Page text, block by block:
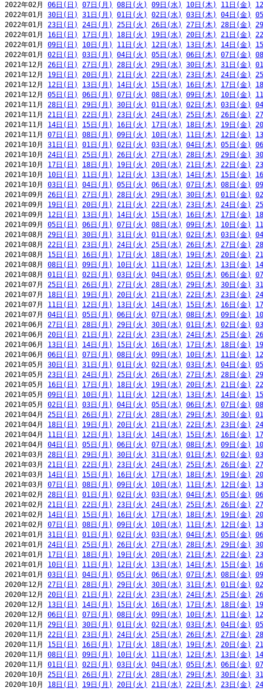
2022年02月 06日(日) 07日(月) 08日(火) 09日(水) 10日(木) 11日(金)
2022年01月 30日(日) 31日(月) 01日(火) 02日(水) 03日(木) 04日(金)
2022年01月 23日(日) 24日(月) 25日(火) 26日(水) 27日(木) 28日(金)
2022年01月 16日(日) 17日(月) 18日(火) 19日(水) 20日(木) 21日(金)
2022年01月 09日(日) 10日(月) 11日(火) 12日(水) 13日(木) 14日(金)
2022年01月 02日(日) 03日(月) 04日(火) 05日(水) 06日(木) 07日(金)
2021年12月 26日(日) 27日(月) 28日(火) 29日(水) 30日(木) 31日(金)
2021年12月 19日(日) 20日(月) 21日(火) 22日(水) 23日(木) 24日(金)
2021年12月 12日(日) 13日(月) 14日(火) 15日(水) 16日(木) 17日(金)
2021年12月 05日(日) 06日(月) 07日(火) 08日(水) 09日(木) 10日(金)
2021年11月 28日(日) 29日(月) 30日(火) 01日(水) 02日(木) 03日(金)
2021年11月 21日(日) 22日(月) 23日(火) 24日(水) 25日(木) 26日(金)
2021年11月 14日(日) 15日(月) 16日(火) 17日(水) 18日(木) 19日(金)
2021年11月 07日(日) 08日(月) 09日(火) 10日(水) 11日(木) 12日(金)
2021年10月 31日(日) 01日(月) 02日(火) 03日(水) 04日(木) 05日(金)
2021年10月 24日(日) 25日(月) 26日(火) 27日(水) 28日(木) 29日(金)
2021年10月 17日(日) 18日(月) 19日(火) 20日(水) 21日(木) 22日(金)
2021年10月 10日(日) 11日(月) 12日(火) 13日(水) 14日(木) 15日(金)
2021年10月 03日(日) 04日(月) 05日(火) 06日(水) 07日(木) 08日(金)
2021年09月 26日(日) 27日(月) 28日(火) 29日(水) 30日(木) 01日(金)
2021年09月 19日(日) 20日(月) 21日(火) 22日(水) 23日(木) 24日(金)
2021年09月 12日(日) 13日(月) 14日(火) 15日(水) 16日(木) 17日(金)
2021年09月 05日(日) 06日(月) 07日(火) 08日(水) 09日(木) 10日(金)
2021年08月 29日(日) 30日(月) 31日(火) 01日(水) 02日(木) 03日(金)
2021年08月 22日(日) 23日(月) 24日(火) 25日(水) 26日(木) 27日(金)
2021年08月 15日(日) 16日(月) 17日(火) 18日(水) 19日(木) 20日(金)
2021年08月 08日(日) 09日(月) 10日(火) 11日(水) 12日(木) 13日(金)
2021年08月 01日(日) 02日(月) 03日(火) 04日(水) 05日(木) 06日(金)
2021年07月 25日(日) 26日(月) 27日(火) 28日(水) 29日(木) 30日(金)
2021年07月 18日(日) 19日(月) 20日(火) 21日(水) 22日(木) 23日(金)
2021年07月 11日(日) 12日(月) 13日(火) 14日(水) 15日(木) 16日(金)
2021年07月 04日(日) 05日(月) 06日(火) 07日(水) 08日(木) 09日(金)
2021年06月 27日(日) 28日(月) 29日(火) 30日(水) 01日(木) 02日(金)
2021年06月 20日(日) 21日(月) 22日(火) 23日(水) 24日(木) 25日(金)
2021年06月 13日(日) 14日(月) 15日(火) 16日(水) 17日(木) 18日(金)
2021年06月 06日(日) 07日(月) 08日(火) 09日(水) 10日(木) 11日(金)
2021年05月 30日(日) 31日(月) 01日(火) 02日(水) 03日(木) 04日(金)
2021年05月 23日(日) 24日(月) 25日(火) 26日(水) 27日(木) 28日(金)
2021年05月 16日(日) 17日(月) 18日(火) 19日(水) 20日(木) 21日(金)
2021年05月 09日(日) 10日(月) 11日(火) 12日(水) 13日(木) 14日(金)
2021年05月 02日(日) 03日(月) 04日(火) 05日(水) 06日(木) 07日(金)
2021年04月 25日(日) 26日(月) 27日(火) 28日(水) 29日(木) 30日(金)
2021年04月 18日(日) 19日(月) 20日(火) 21日(水) 22日(木) 23日(金)
2021年04月 11日(日) 12日(月) 13日(火) 14日(水) 15日(木) 16日(金)
2021年04月 04日(日) 05日(月) 06日(火) 07日(水) 08日(木) 09日(金)
2021年03月 28日(日) 29日(月) 30日(火) 31日(水) 01日(木) 02日(金)
2021年03月 21日(日) 22日(月) 23日(火) 24日(水) 25日(木) 26日(金)
2021年03月 14日(日) 15日(月) 16日(火) 17日(水) 18日(木) 19日(金)
2021年03月 07日(日) 08日(月) 09日(火) 10日(水) 11日(木) 12日(金)
2021年02月 28日(日) 01日(月) 02日(火) 03日(水) 04日(木) 05日(金)
2021年02月 21日(日) 22日(月) 23日(火) 24日(水) 25日(木) 26日(金)
2021年02月 14日(日) 15日(月) 16日(火) 17日(水) 18日(木) 19日(金)
2021年02月 07日(日) 08日(月) 09日(火) 10日(水) 11日(木) 12日(金)
2021年01月 31日(日) 01日(月) 02日(火) 03日(水) 04日(木) 05日(金)
2021年01月 24日(日) 25日(月) 26日(火) 27日(水) 28日(木) 29日(金)
2021年01月 17日(日) 18日(月) 19日(火) 20日(水) 21日(木) 22日(金)
2021年01月 10日(日) 11日(月) 12日(火) 13日(水) 14日(木) 15日(金)
2021年01月 03日(日) 04日(月) 05日(火) 06日(水) 07日(木) 08日(金)
2020年12月 27日(日) 28日(月) 29日(火) 30日(水) 31日(木) 01日(金)
2020年12月 20日(日) 21日(月) 22日(火) 23日(水) 24日(木) 25日(金)
2020年12月 13日(日) 14日(月) 15日(火) 16日(水) 17日(木) 18日(金)
2020年12月 06日(日) 07日(月) 08日(火) 09日(水) 10日(木) 11日(金)
2020年11月 29日(日) 30日(月) 01日(火) 02日(水) 03日(木) 04日(金)
2020年11月 22日(日) 23日(月) 24日(火) 25日(水) 26日(木) 27日(金)
2020年11月 15日(日) 16日(月) 17日(火) 18日(水) 19日(木) 20日(金)
2020年11月 08日(日) 09日(月) 10日(火) 11日(水) 12日(木) 13日(金)
2020年11月 01日(日) 02日(月) 03日(火) 04日(水) 05日(木) 06日(金)
2020年10月 25日(日) 26日(月) 27日(火) 28日(水) 29日(木) 30日(金)
2020年10月 18日(日) 19日(月) 20日(火) 21日(水) 22日(木) 23日(金)